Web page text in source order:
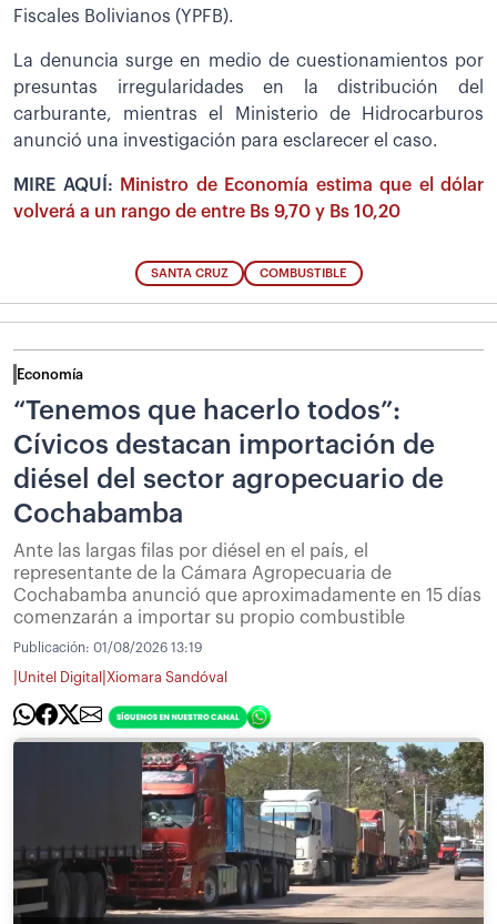
Fiscales Bolivianos (YPFB).
La denuncia surge en medio de cuestionamientos por
presuntas irregularidades en la distribución del
carburante, mientras el Ministerio de Hidrocarburos
anunció una investigación para esclarecer el caso.
MIRE AQUÍ:
Ministro de Economía estima que el dólar
volverá a un rango de entre Bs 9,70 y Bs 10,20
SANTA CRUZ COMBUSTIBLE
Economía
“Tenemos que hacerlo todos”:
Cívicos destacan importación de
diésel del sector agropecuario de
Cochabamba
Ante las largas filas por diésel en el país, el
representante de la Cámara Agropecuaria de
Cochabamba anunció que aproximadamente en 15 días
comenzarán a importar su propio combustible
Publicación: 01/08/2026 13:19
Unitel Digital Xiomara Sandóval